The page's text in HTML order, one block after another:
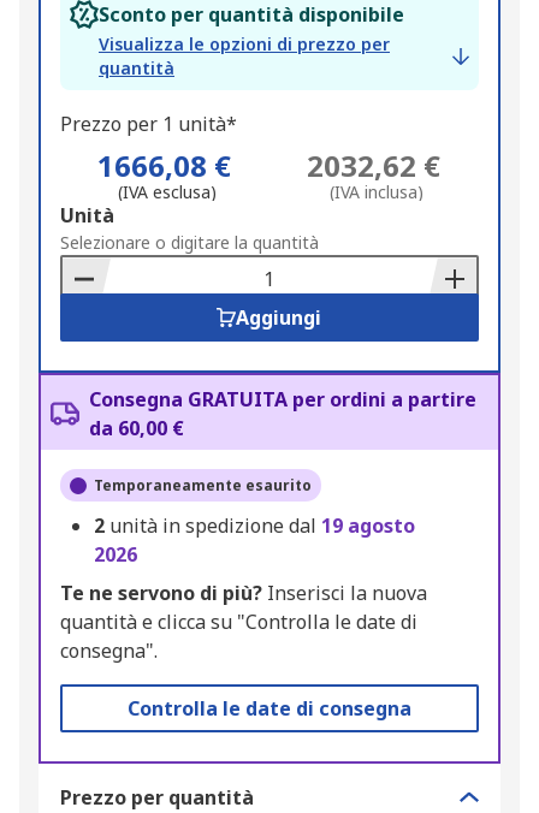
Sconto per quantità disponibile
Visualizza le opzioni di prezzo per
quantità
Prezzo per 1 unità*
1666,08 €
(IVA esclusa)
2032,62 €
(IVA inclusa)
Add
to
Basket
Unità
Selezionare o digitare la quantità
Aggiungi
Consegna GRATUITA per ordini a partire
da 60,00 €
Temporaneamente esaurito
2 unità in spedizione dal 19 agosto
2026
Te ne servono di più? Inserisci la nuova
quantità e clicca su "Controlla le date di
consegna".
Controlla le date di consegna
Prezzo per quantità